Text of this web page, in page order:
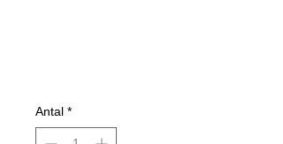
Antal *